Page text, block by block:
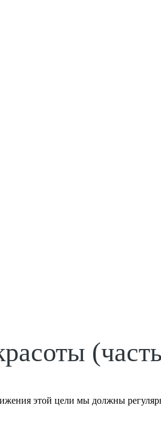
этой цели мы должны